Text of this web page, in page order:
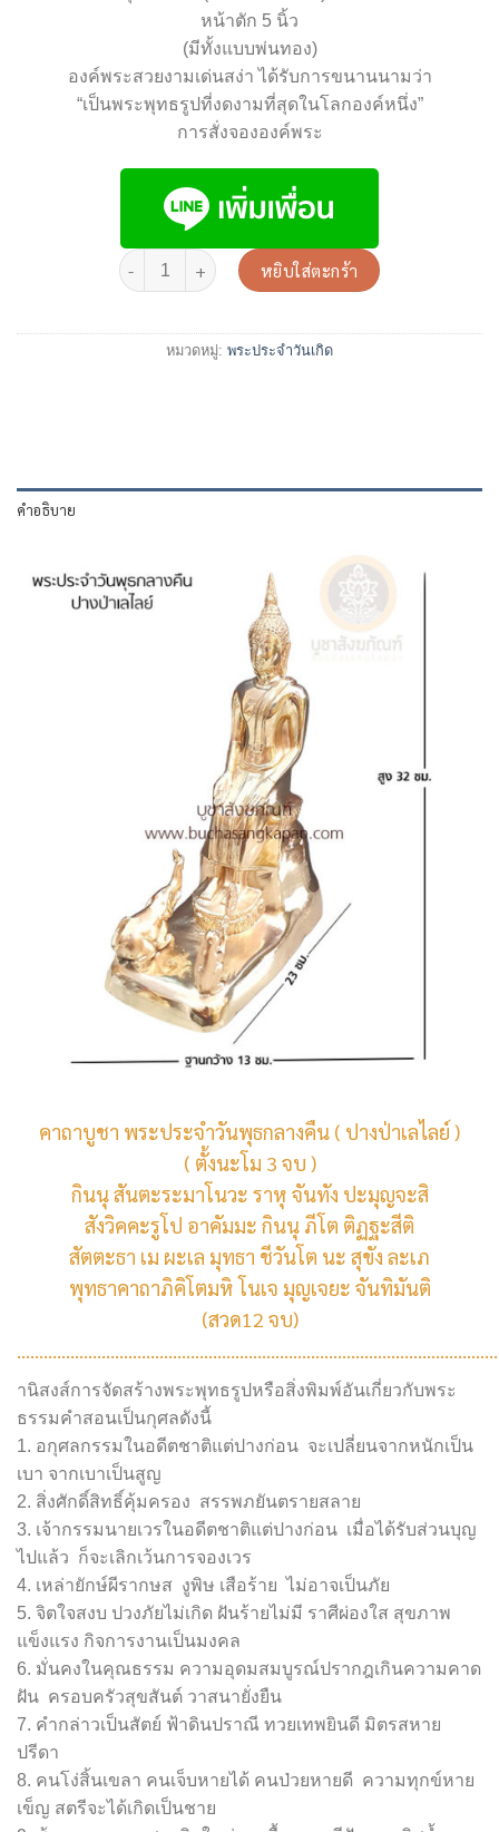
หน้าตัก 5 นิ้ว
(มีทั้งแบบพ่นทอง)
องค์พระสวยงามเด่นสง่า ได้รับการขนานนามว่า
“เป็นพระพุทธรูปที่งดงามที่สุดในโลกองค์หนึ่ง”
การสั่งจององค์พระ
หยิบใส่ตะกร้า
หมวดหมู่: พระประจำวันเกิด
คำอธิบาย
คาถาบูชา พระประจำวันพุธกลางคืน ( ปางป่าเลไลย์ )
( ตั้งนะโม 3 จบ )
กินนุ สันตะระมาโนวะ ราหุ จันทัง ปะมุญจะสิ
สังวิคคะรูโป อาคัมมะ กินนุ ภีโต ติฏฐะสีติ
สัตตะธา เม ผะเล มุทธา ชีวันโต นะ สุขัง ละเภ
พุทธาคาถาภิคิโตมหิ โนเจ มุญเจยะ จันทิมันติ
(สวด12 จบ)
านิสงส์การจัดสร้างพระพุทธรูปหรือสิ่งพิมพ์อันเกี่ยวกับพระ
ธรรมคำสอนเป็นกุศลดังนี้
1. อกุศลกรรมในอดีตชาติแต่ปางก่อน จะเปลี่ยนจากหนักเป็น
เบา จากเบาเป็นสูญ
2. สิ่งศักดิ์สิทธิ์คุ้มครอง สรรพภยันตรายสลาย
3. เจ้ากรรมนายเวรในอดีตชาติแต่ปางก่อน เมื่อได้รับส่วนบุญ
ไปแล้ว ก็จะเลิกเว้นการจองเวร
4. เหล่ายักษ์ผีรากษส งูพิษ เสือร้าย ไม่อาจเป็นภัย
5. จิตใจสงบ ปวงภัยไม่เกิด ฝันร้ายไม่มี ราศีผ่องใส สุขภาพ
แข็งแรง กิจการงานเป็นมงคล
6. มั่นคงในคุณธรรม ความอุดมสมบูรณ์ปรากฎเกินความคาด
ฝัน ครอบครัวสุขสันต์ วาสนายั่งยืน
7. คำกล่าวเป็นสัตย์ ฟ้าดินปราณี ทวยเทพยินดี มิตรสหาย
ปรีดา
8. คนโง่สิ้นเขลา คนเจ็บหายได้ คนป่วยหายดี ความทุกข์หาย
เข็ญ สตรีจะได้เกิดเป็นชาย